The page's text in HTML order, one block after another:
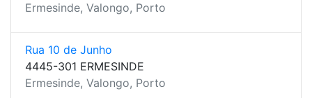
Ermesinde, Valongo, Porto
Rua 10 de Junho
4445-301 ERMESINDE
Ermesinde, Valongo, Porto